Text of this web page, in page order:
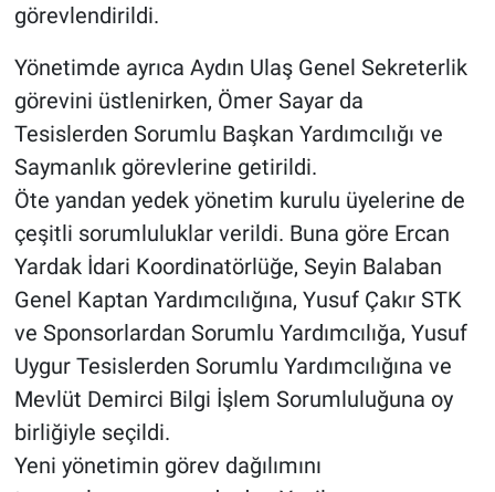
görevlendirildi.
Yönetimde ayrıca Aydın Ulaş Genel Sekreterlik
görevini üstlenirken, Ömer Sayar da
Tesislerden Sorumlu Başkan Yardımcılığı ve
Saymanlık görevlerine getirildi.
Öte yandan yedek yönetim kurulu üyelerine de
çeşitli sorumluluklar verildi. Buna göre Ercan
Yardak İdari Koordinatörlüğe, Seyin Balaban
Genel Kaptan Yardımcılığına, Yusuf Çakır STK
ve Sponsorlardan Sorumlu Yardımcılığa, Yusuf
Uygur Tesislerden Sorumlu Yardımcılığına ve
Mevlüt Demirci Bilgi İşlem Sorumluluğuna oy
birliğiyle seçildi.
Yeni yönetimin görev dağılımını